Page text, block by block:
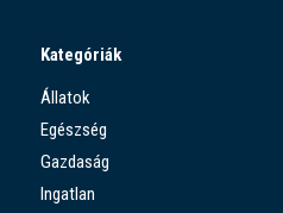
Kategóriák
Állatok
Egészség
Gazdaság
Ingatlan